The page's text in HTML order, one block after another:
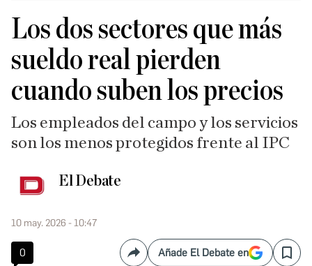
Los dos sectores que más
sueldo real pierden
cuando suben los precios
Los empleados del campo y los servicios
son los menos protegidos frente al IPC
El Debate
10 may. 2026 - 10:47
0 CompartirAñade El Debate en Save